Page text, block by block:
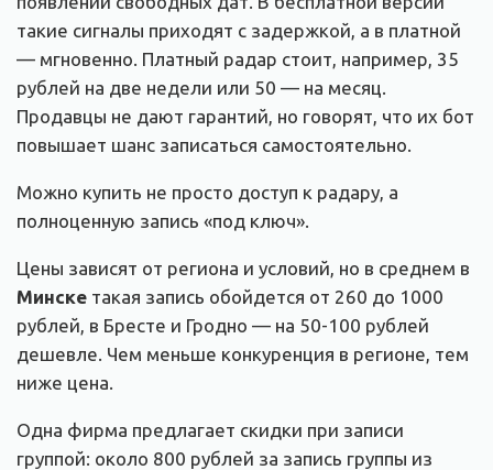
такие сигналы приходят с задержкой, а в платной
— мгновенно. Платный радар стоит, например, 35
рублей на две недели или 50 — на месяц.
Продавцы не дают гарантий, но говорят, что их бот
повышает шанс записаться самостоятельно.
Можно купить не просто доступ к радару, а
полноценную запись «под ключ».
Цены зависят от региона и условий, но в среднем в
Минске такая запись обойдется от 260 до 1000
рублей, в Бресте и Гродно — на 50-100 рублей
дешевле. Чем меньше конкуренция в регионе, тем
ниже цена.
Одна фирма предлагает скидки при записи
группой: около 800 рублей за запись группы из